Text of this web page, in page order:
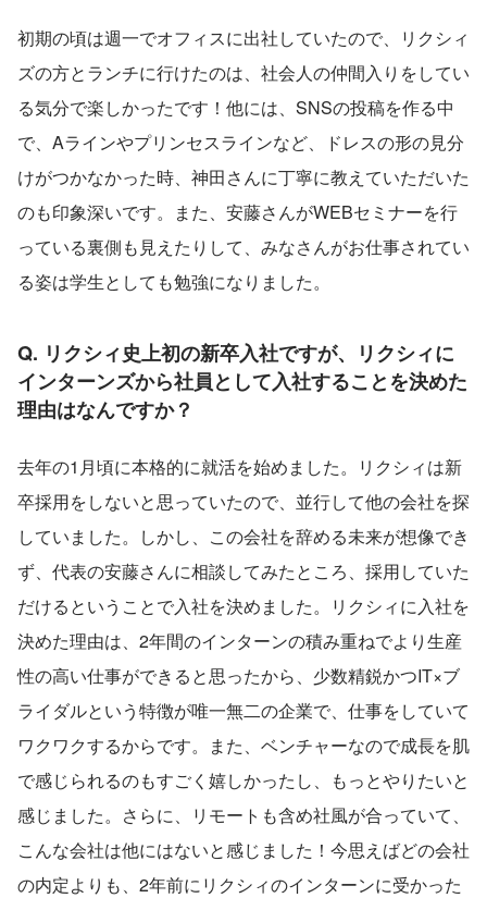
初期の頃は週一でオフィスに出社していたので、リクシィ
ズの方とランチに行けたのは、社会人の仲間入りをしてい
る気分で楽しかったです！他には、SNSの投稿を作る中
で、Aラインやプリンセスラインなど、ドレスの形の見分
けがつかなかった時、神田さんに丁寧に教えていただいた
のも印象深いです。また、安藤さんがWEBセミナーを行
っている裏側も見えたりして、みなさんがお仕事されてい
る姿は学生としても勉強になりました。
Q. リクシィ史上初の新卒入社ですが、リクシィに
インターンズから社員として入社することを決めた
理由はなんですか？
去年の1月頃に本格的に就活を始めました。リクシィは新
卒採用をしないと思っていたので、並行して他の会社を探
していました。しかし、この会社を辞める未来が想像でき
ず、代表の安藤さんに相談してみたところ、採用していた
だけるということで入社を決めました。リクシィに入社を
決めた理由は、2年間のインターンの積み重ねでより生産
性の高い仕事ができると思ったから、少数精鋭かつIT×ブ
ライダルという特徴が唯一無二の企業で、仕事をしていて
ワクワクするからです。また、ベンチャーなので成長を肌
で感じられるのもすごく嬉しかったし、もっとやりたいと
感じました。さらに、リモートも含め社風が合っていて、
こんな会社は他にはないと感じました！今思えばどの会社
の内定よりも、2年前にリクシィのインターンに受かった